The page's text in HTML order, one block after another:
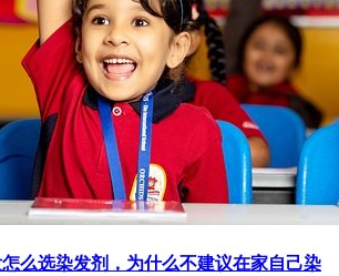
么选染发剂，为什么不建议在家自己染